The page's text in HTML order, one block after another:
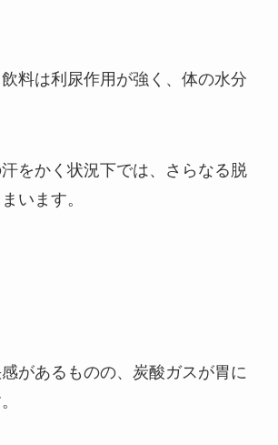
料は利尿作用が強く、体の水分
をかく状況下では、さらなる脱
います。
があるものの、炭酸ガスが胃に